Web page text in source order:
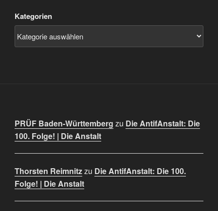
Kategorien
PRÜF Baden-Württemberg zu Die AntifAnstalt: Die
100. Folge! | Die Anstalt
Thorsten Reimnitzzu Die AntifAnstalt: Die 100.
Folge! | Die Anstalt